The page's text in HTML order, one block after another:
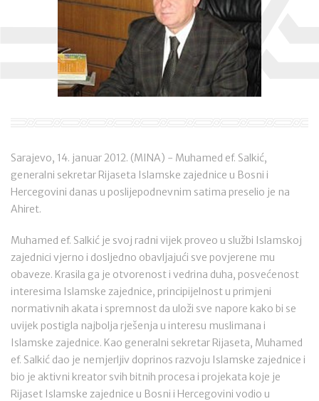
Sarajevo, 14. januar 2012. (MINA) - Muhamed ef. Salkić,
generalni sekretar Rijaseta Islamske zajednice u Bosni i
Hercegovini danas u poslijepodnevnim satima preselio je na
Ahiret.
Muhamed ef. Salkić je svoj radni vijek proveo u službi Islamskoj
zajednici vjerno i dosljedno obavljajući sve povjerene mu
obaveze. Krasila ga je otvorenost i vedrina duha, posvećenost
interesima Islamske zajednice, principijelnost u primjeni
normativnih akata i spremnost da uloži sve napore kako bi se
uvijek postigla najbolja rješenja u interesu muslimana i
Islamske zajednice. Kao generalni sekretar Rijaseta, Muhamed
ef. Salkić dao je nemjerljiv doprinos razvoju Islamske zajednice i
bio je aktivni kreator svih bitnih procesa i projekata koje je
Rijaset Islamske zajednice u Bosni i Hercegovini vodio u